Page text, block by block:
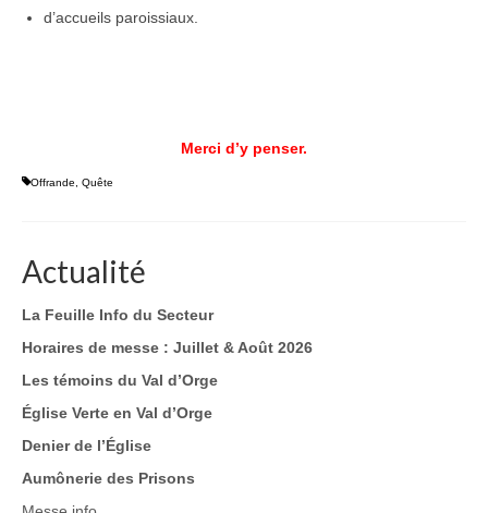
d’accueils paroissiaux.
Merci d’y penser.
Offrande Quête
Actualité
La Feuille Info du Secteur
Horaires de messe : Juillet & Août 2026
Les témoins du Val d’Orge
Église Verte en Val d’Orge
Denier de l’Église
Aumônerie des Prisons